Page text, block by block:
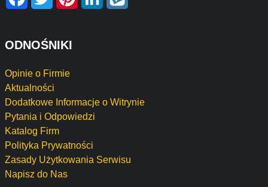
ODNOŚNIKI
Opinie o Firmie
Aktualności
Dodatkowe Informacje o Witrynie
Pytania i Odpowiedzi
Katalog Firm
Polityka Prywatności
Zasady Użytkowania Serwisu
Napisz do Nas